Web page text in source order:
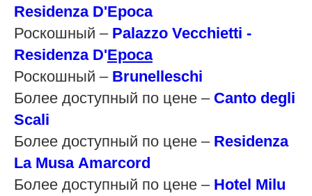
Residenza D'Epoca
Роскошный – Palazzo Vecchietti -
Residenza D'Epoca
Роскошный – Brunelleschi
Более доступный по цене – Canto degli
Scali
Более доступный по цене – Residenza
La Musa Amarcord
Более доступный по цене – Hotel Milu